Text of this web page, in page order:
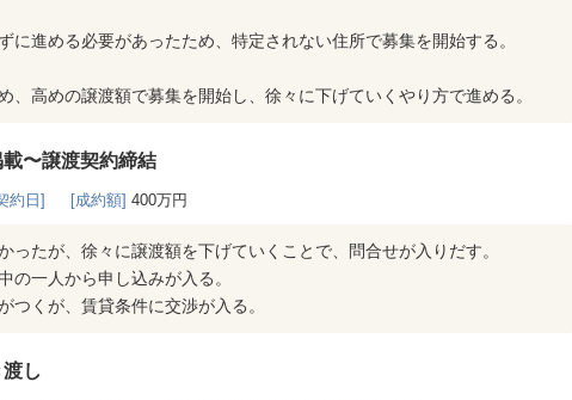
に進める必要があったため、特定されない住所で募集を開始する。
、高めの譲渡額で募集を開始し、徐々に下げていくやり方で進める。
〜譲渡契約締結
約日] [成約額] 400万円
ったが、徐々に譲渡額を下げていくことで、問合せが入りだす。
の一人から申し込みが入る。
つくが、賃貸条件に交渉が入る。
し